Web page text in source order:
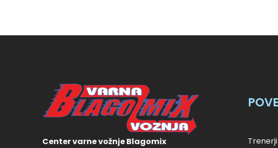
Center varne vožnje Blagomix
Trenerji